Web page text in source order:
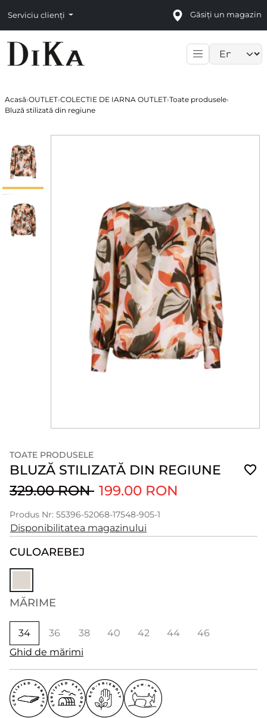
Serviciu clienți Găsiți un magazin
Acasă›OUTLET›COLECTIE DE IARNA OUTLET›Toate produsele›
Bluză stilizată din regiune
TOATE PRODUSELE
BLUZĂ STILIZATĂ DIN REGIUNE
329.00 RON 199.00 RON
Produs Nr: 55396-52068-17548-905-1
Disponibilitatea magazinului
CULOAREBEJ
MĂRIME
34 36 38 40 42 44
46
Ghid de mărimi